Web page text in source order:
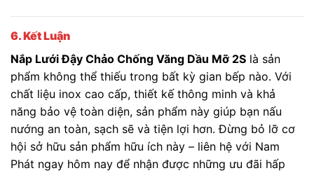
6. Kết Luận
Nắp Lưới Đậy Chảo Chống Văng Dầu Mỡ 2S là sản
phẩm không thể thiếu trong bất kỳ gian bếp nào. Với
chất liệu inox cao cấp, thiết kế thông minh và khả
năng bảo vệ toàn diện, sản phẩm này giúp bạn nấu
nướng an toàn, sạch sẽ và tiện lợi hơn. Đừng bỏ lỡ cơ
hội sở hữu sản phẩm hữu ích này – liên hệ với Nam
Phát ngay hôm nay để nhận được những ưu đãi hấp